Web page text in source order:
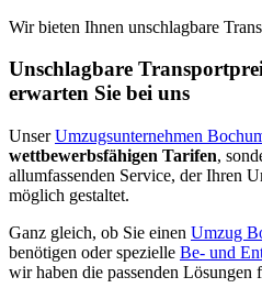
Wir bieten Ihnen unschlagbare
Unschlagbare
erwarten Sie bei uns
UnserUmzugsunternehmen
wettbewerbsfähigen Tarifen,
allumfassenden Service, der Ihren
möglich gestaltet.
Ganz gleich, ob Sie einen Umzug
benötigen oder spezielle Be- und
wir haben die passenden Lösungen